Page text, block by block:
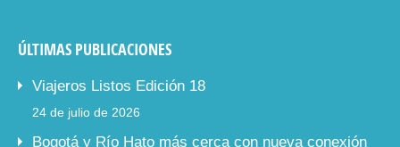
ÚLTIMAS PUBLICACIONES
Viajeros Listos Edición 18
24 de julio de 2026
Bogotá y Río Hato más cerca con nueva conexión